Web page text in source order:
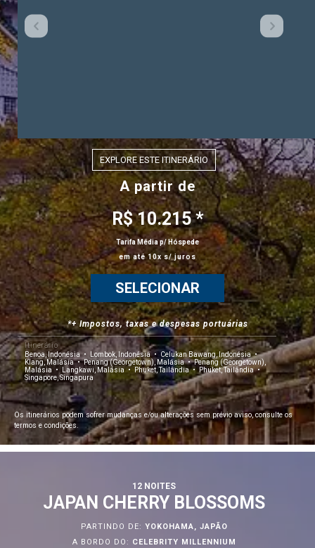
EXPLORE ESTE ITINERÁRIO
A partir de
R$ 10.215 *
Tarifa Média p/ Hóspede
em até 10x s/ juros
SELECIONAR
*+ Impostos, taxas e despesas portuárias
Itinerário
Benoa, Indonésia
Lombok, Indonésia
Celukan Bawang, Indonésia
Klang, Malásia
Penang (Georgetown), Malásia
Penang (Georgetown),
Malásia
Langkawi, Malásia Phuket, Tailândia
Phuket, Tailândia
Singapore, Singapura
Os itinerários podem sofrer mudanças e/ou alterações sem prévio aviso, consulte os
termos e condições.
12 NOITES
JAPAN CHERRY BLOSSOMS
PARTINDO DE: YOKOHAMA, JAPÃO
A BORDO DO: CELEBRITY MILLENNIUM